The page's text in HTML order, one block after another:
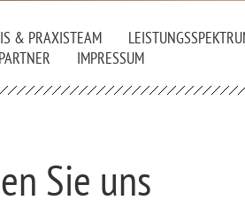
& PRAXISTEAM
PARTNER IMPRESSUM
Sie uns